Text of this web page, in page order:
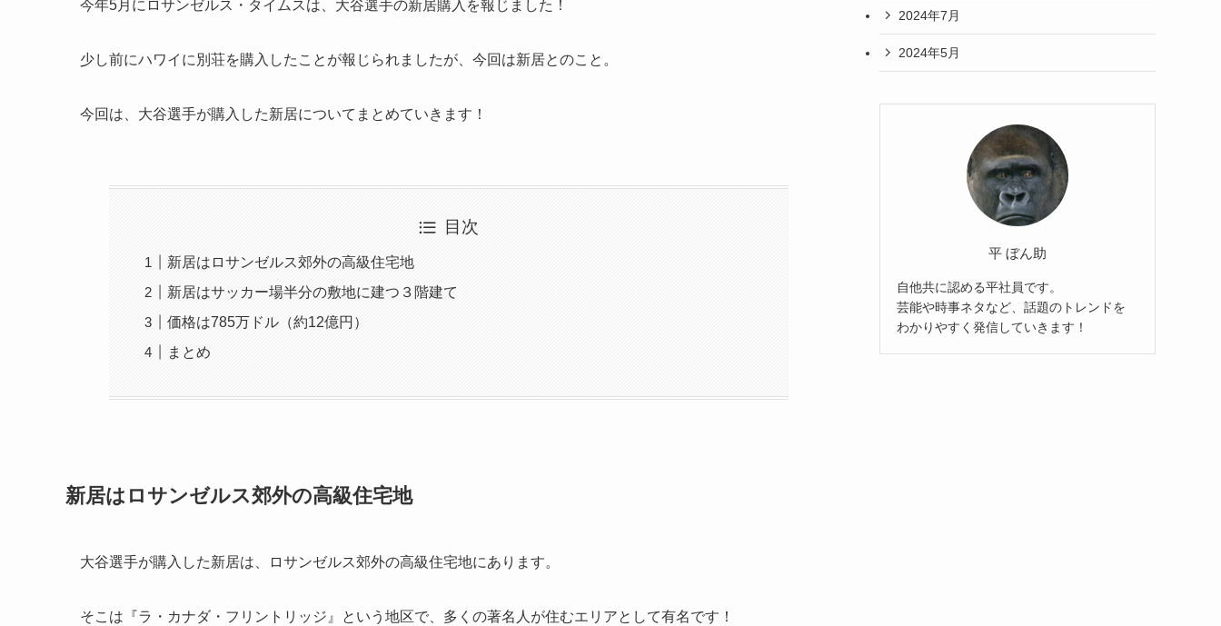
今年5月にロサンゼルス・タイムスは、大谷選手の新居購入を報じました！
少し前にハワイに別荘を購入したことが報じられましたが、今回は新居とのこと。
今回は、大谷選手が購入した新居についてまとめていきます！
目次
新居はロサンゼルス郊外の高級住宅地
新居はサッカー場半分の敷地に建つ３階建て
価格は785万ドル（約12億円）
まとめ
新居はロサンゼルス郊外の高級住宅地
大谷選手が購入した新居は、ロサンゼルス郊外の高級住宅地にあります。
そこは『ラ・カナダ・フリントリッジ』という地区で、多くの著名人が住むエリアとして有名です！
2024年7月
2024年5月
平 ぼん助
自他共に認める平社員です。
芸能や時事ネタなど、話題のトレンドを
わかりやすく発信していきます！